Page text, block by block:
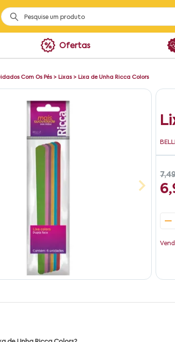
Ofertas
Com Os Pés> Lixas> Lixa de Unha Ricca Colors